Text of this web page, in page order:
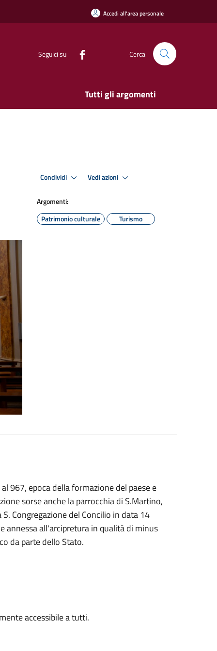
Accedi all'area personale
Seguici su Cerca
Tutti gli argomenti
Condividi Vedi azioni
Argomenti:
Patrimonio culturale
Turismo
967, epoca della formazione del paese e
sorse anche la parrocchia di S.Martino,
Congregazione del Concilio in data 14
all'arcipretura in qualità di minus
da parte dello Stato.
accessibile a tutti.